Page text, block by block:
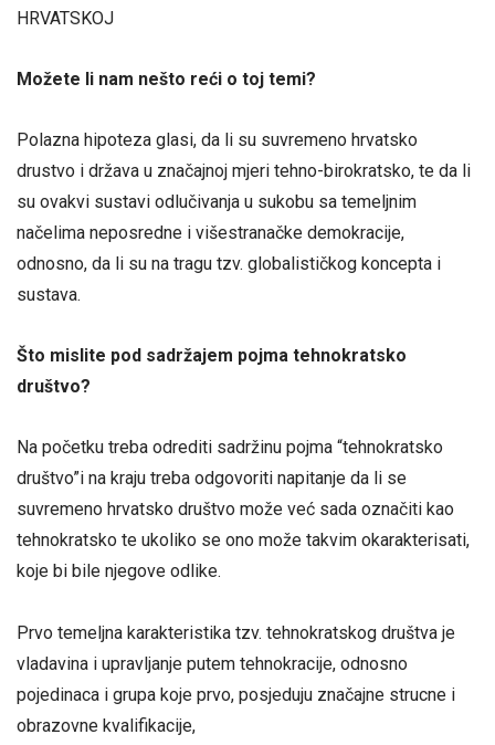
HRVATSKOJ
Možete li nam nešto reći o toj temi?
Polazna hipoteza glasi, da li su suvremeno hrvatsko
drustvo i država u značajnoj mjeri tehno-birokratsko, te da li
su ovakvi sustavi odlučivanja u sukobu sa temeljnim
načelima neposredne i višestranačke demokracije,
odnosno, da li su na tragu tzv. globalističkog koncepta i
sustava.
Što mislite pod sadržajem pojma tehnokratsko
društvo?
Na početku treba odrediti sadržinu pojma “tehnokratsko
društvo”i na kraju treba odgovoriti napitanje da li se
suvremeno hrvatsko društvo može već sada označiti kao
tehnokratsko te ukoliko se ono može takvim okarakterisati,
koje bi bile njegove odlike.
Prvo temeljna karakteristika tzv. tehnokratskog društva je
vladavina i upravljanje putem tehnokracije, odnosno
pojedinaca i grupa koje prvo, posjeduju značajne strucne i
obrazovne kvalifikacije,